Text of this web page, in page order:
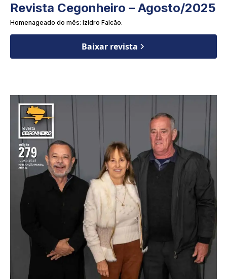
Revista Cegonheiro – Agosto/2025
Homenageado do mês: Izidro Falcão.
Baixar revista